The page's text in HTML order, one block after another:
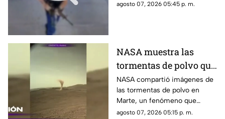
hamburguesas en
agosto 07, 2026 05:45 p. m.
NASA muestra las
tormentas de polvo que
cubren Marte
NASA compartió imágenes de
las tormentas de polvo en
Marte, un fenómeno que
puede extenderse por miles de
agosto 07, 2026 05:15 p. m.